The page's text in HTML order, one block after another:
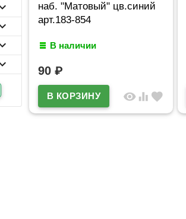
наб. "Матовый" цв.синий
арт.183-854
В наличии
90 ₽
visibility equalizer favorite